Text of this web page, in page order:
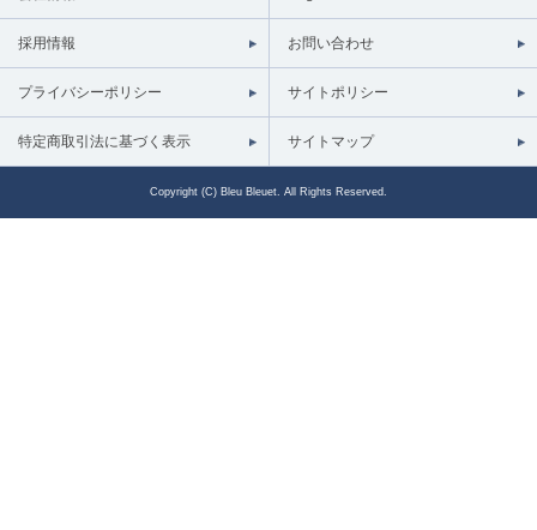
採用情報 お問い合わせ
プライバシーポリシー サイトポリシー
特定商取引法に基づく表示 サイトマップ
Copyright (C) Bleu Bleuet. All Rights Reserved.